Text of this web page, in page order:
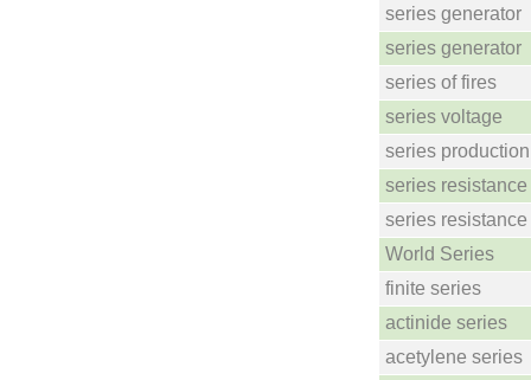
series generator
series generator
series of fires
series voltage
series production
series resistance
series resistance
World Series
finite series
actinide series
acetylene series